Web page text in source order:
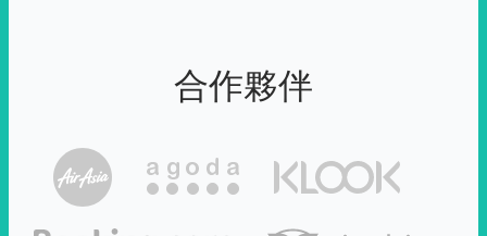
合作夥伴